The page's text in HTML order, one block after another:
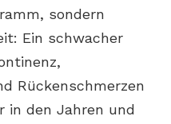
sondern
Ein schwacher
Rückenschmerzen
in den Jahren und